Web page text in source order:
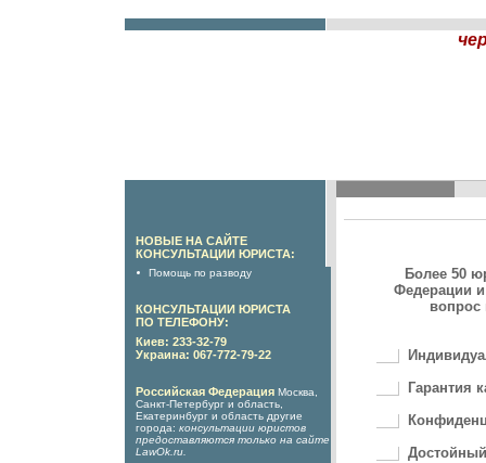
НОВЫЕ НА САЙТЕ
КОНСУЛЬТАЦИИ ЮРИСТА:
Помощь по разводу
КОНСУЛЬТАЦИИ ЮРИСТА
ПО ТЕЛЕФОНУ:
Киев: 233-32-79
Украина: 067-772-79-22
Российская Федерация Москва,
Санкт-Петербург и область,
Екатеринбург и область другие
города: консультации юристов
предоставляются только на сайте
LawOk.ru
Более 50
Федерации
вопрос
Гарантия